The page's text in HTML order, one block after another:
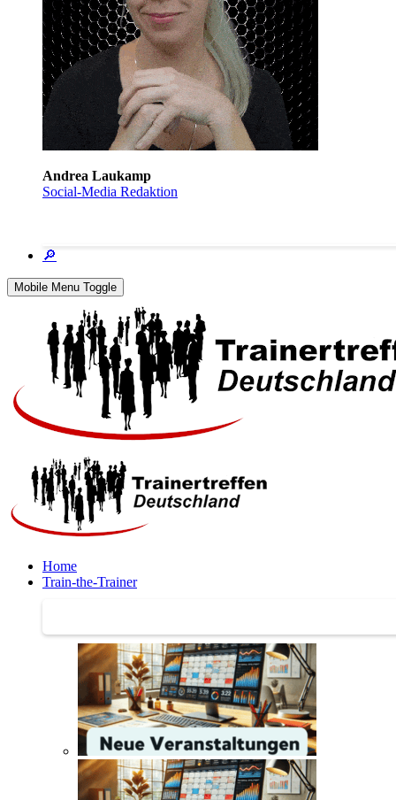
Andrea Laukamp
Social-Media Redaktion
🔎
Mobile Menu Toggle
Home
Train-the-Trainer